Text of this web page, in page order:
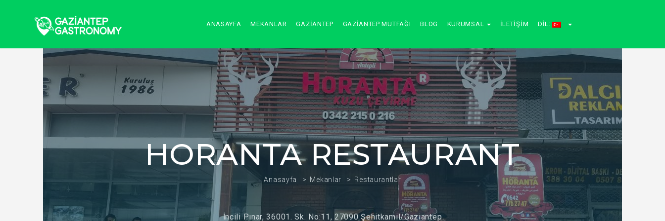
ANASAYFA MEKANLAR GAZİANTEP GAZİANTEP MUTFAĞI BLOG KURUMSAL İLETIŞIM DIL:
HORANTA RESTAURANT
Anasayfa Mekanlar Restaurantlar
İncili Pınar, 36001. Sk. No:11, 27090 Şehitkamil/Gaziantep